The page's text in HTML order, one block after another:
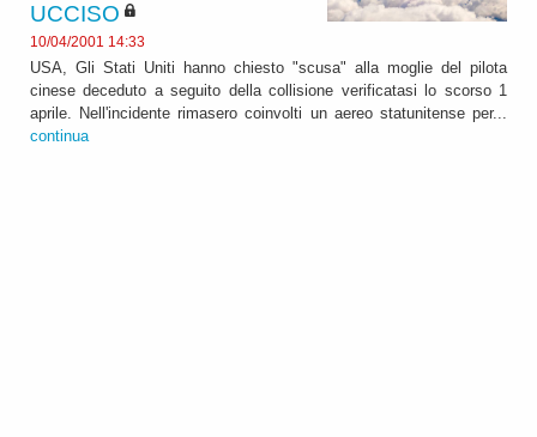
UCCISO
10/04/2001 14:33
USA, Gli Stati Uniti hanno chiesto "scusa" alla moglie del pilota
cinese deceduto a seguito della collisione verificatasi lo scorso 1
aprile. Nell'incidente rimasero coinvolti un aereo statunitense per...
continua